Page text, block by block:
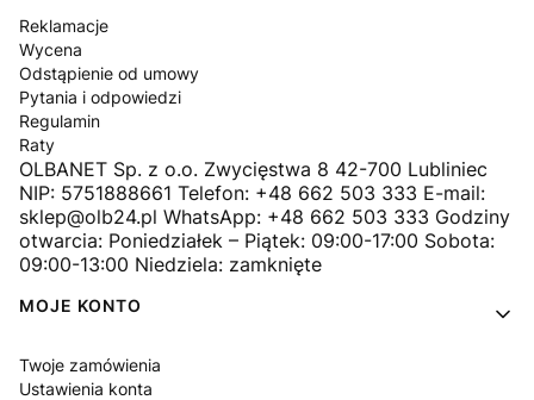
Reklamacje
Wycena
Odstąpienie od umowy
Pytania i odpowiedzi
Regulamin
Raty
OLBANET Sp. z o.o. Zwycięstwa 8 42-700 Lubliniec
NIP: 5751888661 Telefon: +48 662 503 333 E-mail:
sklep@olb24.pl WhatsApp: +48 662 503 333 Godziny
otwarcia: Poniedziałek – Piątek: 09:00-17:00 Sobota:
09:00-13:00 Niedziela: zamknięte
MOJE KONTO
Twoje zamówienia
Ustawienia konta